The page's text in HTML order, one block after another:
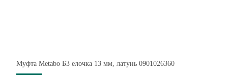
Муфта Metabo БЗ елочка 13 мм, латунь 0901026360